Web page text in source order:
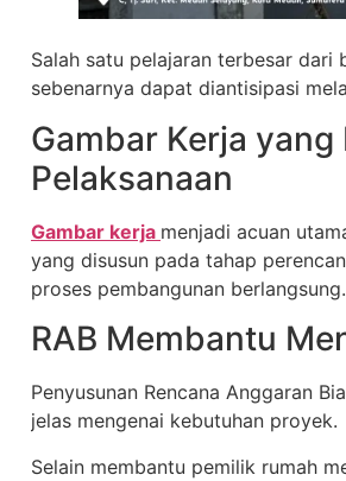
Salah satu pelajaran terbesar
sebenarnya dapat diantisipasi
Gambar Kerja
Pelaksanaan
Gambar kerja menjadi acuan
yang disusun pada tahap
proses pembangunan berlangsung.
RAB Membantu
Penyusunan Rencana Anggaran
jelas mengenai kebutuhan proyek.
Selain membantu pemilik rumah